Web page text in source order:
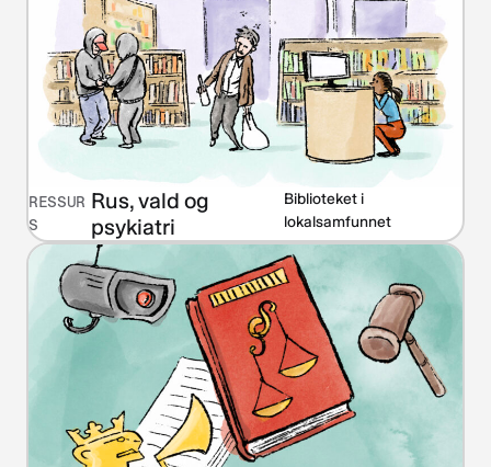
RESSUR
S
Rus, vald og
psykiatri
Biblioteket i
lokalsamfunnet